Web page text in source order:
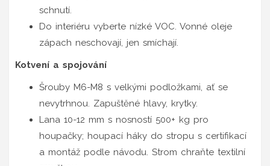
schnutí.
Do interiéru vyberte nízké VOC. Vonné oleje
zápach neschovají, jen smíchají.
Kotvení a spojování
Šrouby M6-M8 s velkými podložkami, ať se
nevytrhnou. Zapuštěné hlavy, krytky.
Lana 10-12 mm s nosností 500+ kg pro
houpačky; houpací háky do stropu s certifikací
a montáž podle návodu. Strom chraňte textilní